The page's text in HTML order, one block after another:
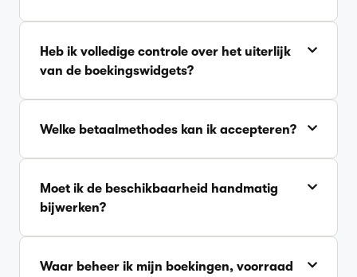
Heb ik volledige controle over het uiterlijk
van de boekingswidgets?
Welke betaalmethodes kan ik accepteren?
Moet ik de beschikbaarheid handmatig
bijwerken?
Waar beheer ik mijn boekingen, voorraad